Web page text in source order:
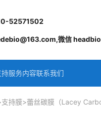
52571502
微信 headbio
持服务内容联系我们
支持膜>蕾丝碳膜（Lacey